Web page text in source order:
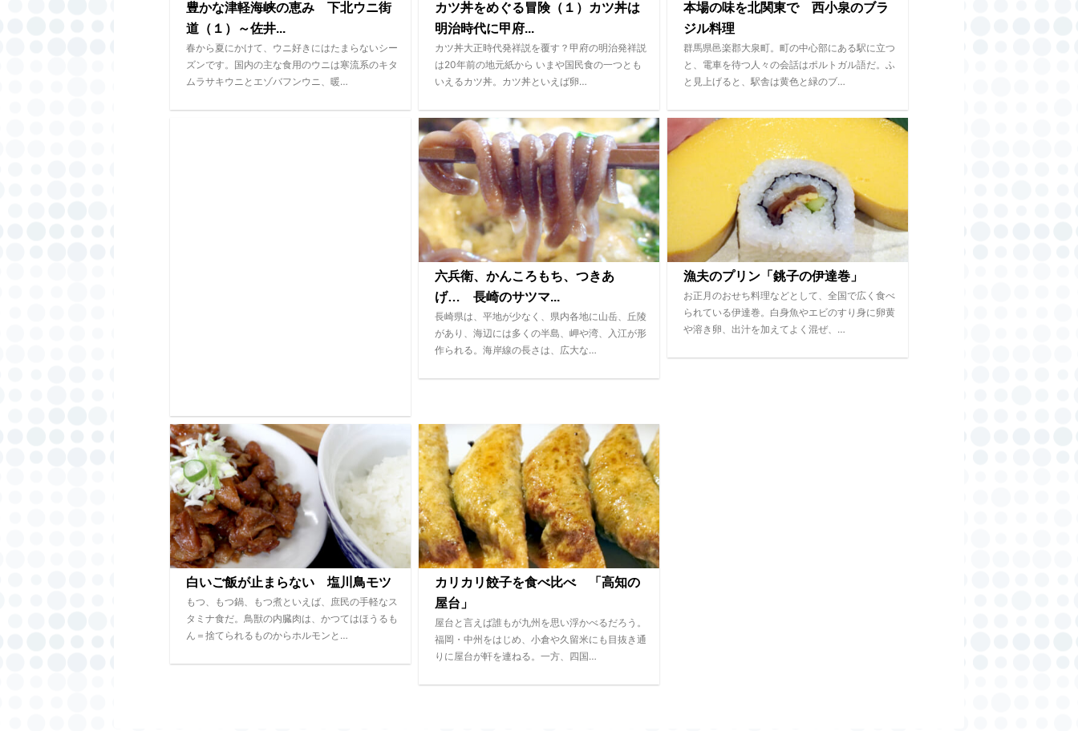
豊かな津軽海峡の恵み 下北ウニ街
道（１）～佐井...
春から夏にかけて、ウニ好きにはたまらないシー
ズンです。国内の主な食用のウニは寒流系のキタ
ムラサキウニとエゾバフンウニ、暖…
カツ丼をめぐる冒険（１）カツ丼は
明治時代に甲府...
カツ丼大正時代発祥説を覆す？甲府の明治発祥説
は20年前の地元紙から いまや国民食の一つとも
いえるカツ丼。カツ丼といえば卵…
本場の味を北関東で 西小泉のブラ
ジル料理
群馬県邑楽郡大泉町。町の中心部にある駅に立つ
と、電車を待つ人々の会話はポルトガル語だ。ふ
と見上げると、駅舎は黄色と緑のブ…
六兵衛、かんころもち、つきあ
げ… 長崎のサツマ...
長崎県は、平地が少なく、県内各地に山岳、丘陵
があり、海辺には多くの半島、岬や湾、入江が形
作られる。海岸線の長さは、広大な…
漁夫のプリン「銚子の伊達巻」
お正月のおせち料理などとして、全国で広く食べ
られている伊達巻。白身魚やエビのすり身に卵黄
や溶き卵、出汁を加えてよく混ぜ、…
白いご飯が止まらない 塩川鳥モツ
もつ、もつ鍋、もつ煮といえば、庶民の手軽なス
タミナ食だ。鳥獣の内臓肉は、かつてはほうるも
ん＝捨てられるものからホルモンと…
カリカリ餃子を食べ比べ 「高知の
屋台」
屋台と言えば誰もが九州を思い浮かべるだろう。
福岡・中州をはじめ、小倉や久留米にも目抜き通
りに屋台が軒を連ねる。一方、四国…